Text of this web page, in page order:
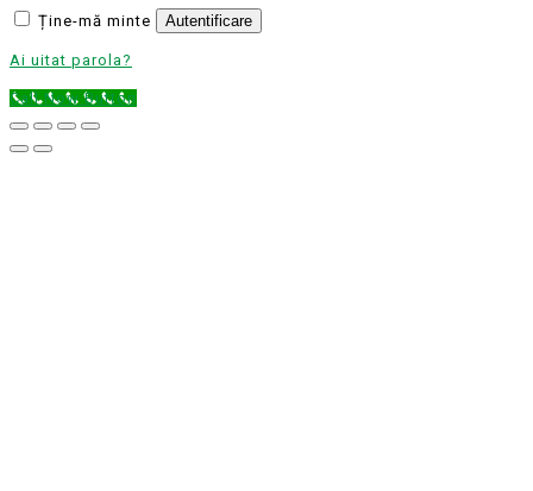
Ține-mă minte Autentificare
Ai uitat parola?
Call Now Button